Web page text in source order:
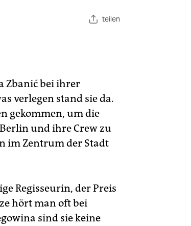
teilen
Zbanić bei ihrer
verlegen stand sie da.
gekommen, um die
und ihre Crew zu
im Zentrum der Stadt
Regisseurin, der Preis
hört man oft bei
sind sie keine